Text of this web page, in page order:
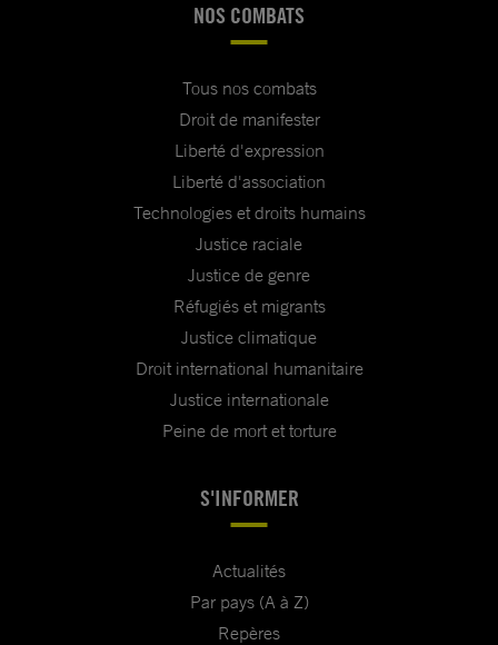
NOS COMBATS
Tous nos combats
Droit de manifester
Liberté d'expression
Liberté d'association
Technologies et droits humains
Justice raciale
Justice de genre
Réfugiés et migrants
Justice climatique
Droit international humanitaire
Justice internationale
Peine de mort et torture
S'INFORMER
Actualités
Par pays (A à Z)
Repères